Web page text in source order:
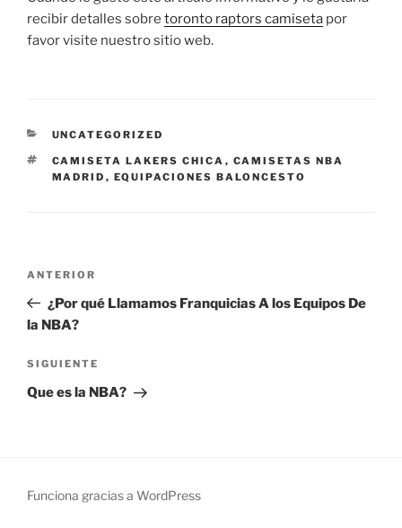
recibir detalles sobre toronto raptors camiseta por
favor visite nuestro sitio web.
CATEGORÍAS
UNCATEGORIZED
ETIQUETAS
CAMISETA LAKERS CHICA , CAMISETAS NBA
MADRID , EQUIPACIONES BALONCESTO
entradas
Entrada
anterior:
ANTERIOR
¿Por qué Llamamos Franquicias A los Equipos De
la NBA?
Siguiente
entrada
SIGUIENTE
Que es la NBA?
Funciona gracias a WordPress